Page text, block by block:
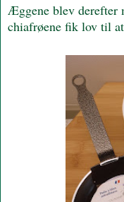
Æggene blev derefter
chiafrøene fik lov til